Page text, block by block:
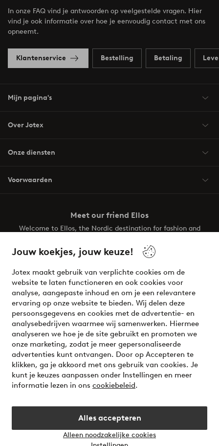
Jouw koekjes, jouw keuze!
Jotex maakt gebruik van verplichte cookies om de
website te laten functioneren en ook cookies voor
analyse, aangepaste inhoud en om je een relevantere
ervaring op onze website te bieden. Wij delen deze
persoonsgegevens en cookies met de advertentie- en
analysebedrijven waarmee wij samenwerken. Hiermee
analyseren we hoe je de site gebruikt en promoten we
onze marketing, zodat je meer gepersonaliseerde
advertenties kunt ontvangen. Door op Accepteren te
klikken, ga je akkoord met ons gebruik van cookies. Je
kunt je keuzes aanpassen onder Instellingen en meer
informatie lezen in ons cookiebeleid.
Alles accepteren
Alleen noodzakelijke cookies
In onze FAQ vind je antwoorden op veelgestelde vragen. Hier
vind je ook informatie over hoe je eenvoudig contact met ons
opneemt.
Klantenservice Bestelling Betaling
Mijn pagina's
Over Jotex
Onze diensten
Voorwaarden
Meet our friend Ellos
Welcome to Ellos, the Nordic destination for fashion and
your wardrobe. Your next inspiring look is here!
Veilig betalen - Nu betalen of opsplitsen
Wil je meer weten over onze betaalopties?